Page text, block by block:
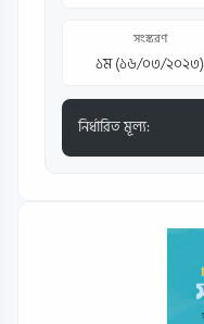
সংস্করণ
১ম (১৬/০৩/২০২৩)
নির্ধারিত মূল্য: